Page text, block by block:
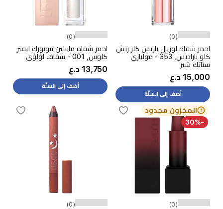
(0)
احمر شفاه لوريال باريس كلر رتش
كلو باراديس, 353 - مولباري
ستاتك شير
15,000 د.ع
أضف إلى السلّة
(0)
احمر شفاه مايبلين نيويورك ليفتر
كلوس, 001 - شفاف لؤلؤي
13,750 د.ع
أضف إلى السلّة
المخزون محدود
-30%
(0)
(0)